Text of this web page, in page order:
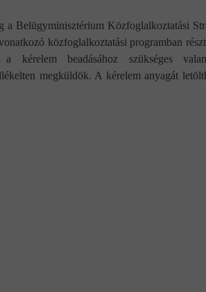
a Belügyminisztérium Közfoglalkoztatási
közfoglalkoztatási programban
kérelem beadásához szükséges
megküldök. A kérelem anyagát